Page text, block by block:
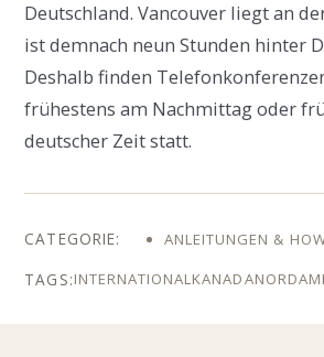
Deutschland. Vancouver liegt an
ist demnach neun Stunden hinter
Deshalb finden
frühestens am Nachmittag oder
deutscher Zeit statt.
ANLEITUNGEN &
INTERNATIONALKANADA